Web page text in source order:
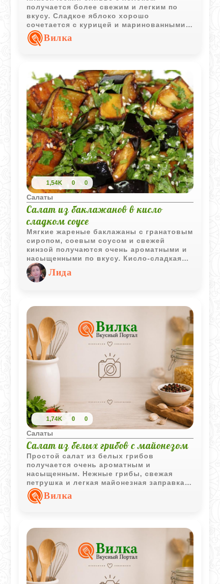
получается более свежим и легким по
вкусу. Сладкое яблоко хорошо
сочетается с курицей и маринованными
огурцами, делая привычный салат
немного интереснее.
Вилка
1,54K 0 0
Салаты
Салат из баклажанов в кисло
сладком соусе
Мягкие жареные баклажаны с гранатовым
сиропом, соевым соусом и свежей
кинзой получаются очень ароматными и
насыщенными по вкусу. Кисло-сладкая
заправка делает салат ярким и отлично
подчеркивает нежную текстуру овощей.
Лида
1,74K 0 0
Салаты
Салат из белых грибов с майонезом
Простой салат из белых грибов
получается очень ароматным и
насыщенным. Нежные грибы, свежая
петрушка и легкая майонезная заправка
делают вкус мягким и выразительным
одновременно.
Вилка